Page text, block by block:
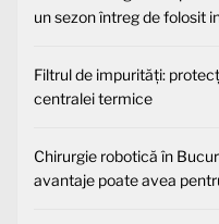
un sezon întreg de folosit
Filtrul de impurități:
centralei termice
Chirurgie robotică în
avantaje poate avea